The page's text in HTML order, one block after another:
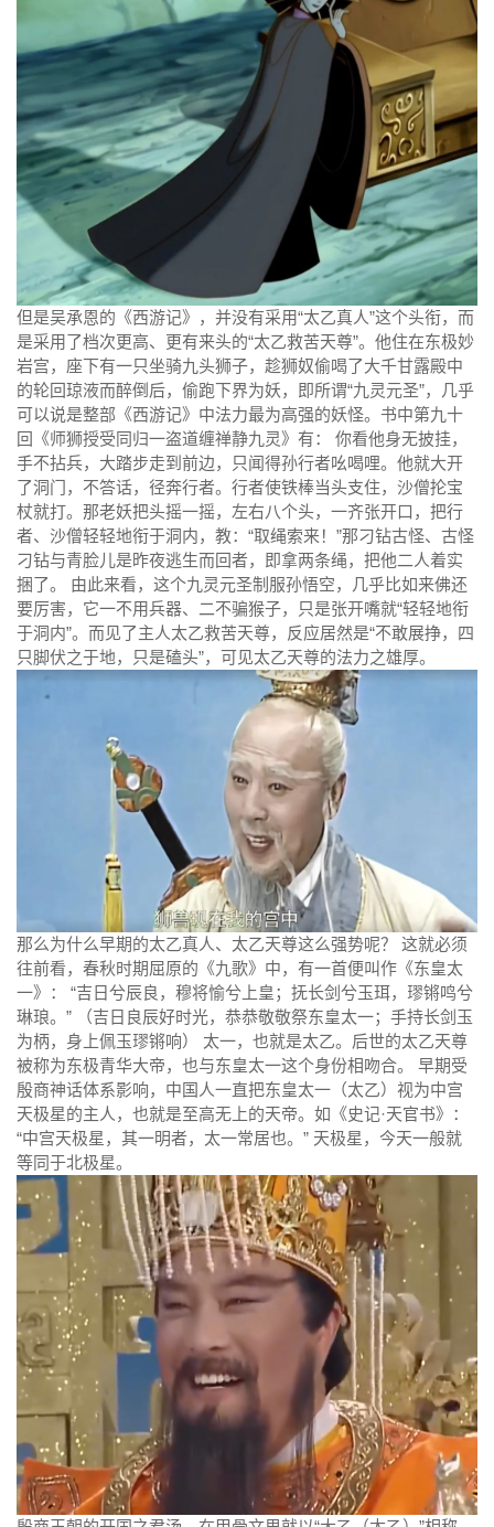
但是吴承恩的《西游记》，并没有采用“太乙真人”这个头衔，而
是采用了档次更高、更有来头的“太乙救苦天尊”。他住在东极妙
岩宫，座下有一只坐骑九头狮子，趁狮奴偷喝了大千甘露殿中
的轮回琼液而醉倒后，偷跑下界为妖，即所谓“九灵元圣”，几乎
可以说是整部《西游记》中法力最为高强的妖怪。书中第九十
回《师狮授受同归一盗道缠禅静九灵》有： 你看他身无披挂，
手不拈兵，大踏步走到前边，只闻得孙行者吆喝哩。他就大开
了洞门，不答话，径奔行者。行者使铁棒当头支住，沙僧抡宝
杖就打。那老妖把头摇一摇，左右八个头，一齐张开口，把行
者、沙僧轻轻地衔于洞内，教：“取绳索来！”那刁钻古怪、古怪
刁钻与青脸儿是昨夜逃生而回者，即拿两条绳，把他二人着实
捆了。 由此来看，这个九灵元圣制服孙悟空，几乎比如来佛还
要厉害，它一不用兵器、二不骗猴子，只是张开嘴就“轻轻地衔
于洞内”。而见了主人太乙救苦天尊，反应居然是“不敢展挣，四
只脚伏之于地，只是磕头”，可见太乙天尊的法力之雄厚。
那么为什么早期的太乙真人、太乙天尊这么强势呢？ 这就必须
往前看，春秋时期屈原的《九歌》中，有一首便叫作《东皇太
一》： “吉日兮辰良，穆将愉兮上皇；抚长剑兮玉珥，璆锵鸣兮
琳琅。” （吉日良辰好时光，恭恭敬敬祭东皇太一；手持长剑玉
为柄，身上佩玉璆锵响） 太一，也就是太乙。后世的太乙天尊
被称为东极青华大帝，也与东皇太一这个身份相吻合。 早期受
殷商神话体系影响，中国人一直把东皇太一（太乙）视为中宫
天极星的主人，也就是至高无上的天帝。如《史记·天官书》：
“中宫天极星，其一明者，太一常居也。” 天极星，今天一般就
等同于北极星。